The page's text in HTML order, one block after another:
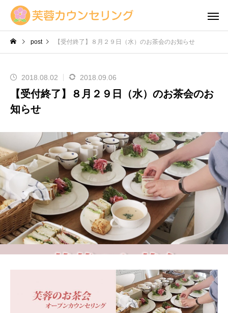
post 【受付終了】８月２９日（水）のお茶会のお知らせ
2018.08.02 2018.09.06
【受付終了】８月２９日（水）のお茶会のお
知らせ